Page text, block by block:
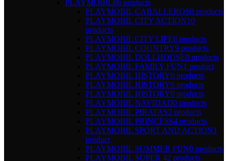
PLAYMOBIL86 products
PLAYMOBIL CABALLEROS0 products
PLAYMOBIL CITY ACTION10
products
PLAYMOBIL CITY LIFE6 products
PLAYMOBIL COUNTRY9 products
PLAYMOBIL DOLLHOUSE0 products
PLAYMOBIL FAMILY FUN1 product
PLAYMOBIL HISTORY0 products
PLAYMOBIL HISTORY0 products
PLAYMOBIL HISTORY0 products
PLAYMOBIL NAVIDAD0 products
PLAYMOBIL PIRATAS2 products
PLAYMOBIL PRINCESS4 products
PLAYMOBIL SPORT AND ACTION1
product
PLAYMOBIL SUMMER FUN0 products
PLAYMOBIL SUPER 42 products